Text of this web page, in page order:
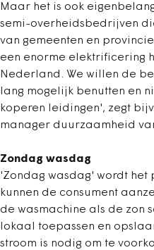
Maar het is ook
semi-overheidsbedrijven
van gemeenten en
een enorme elektrificering
Nederland. We willen de
lang mogelijk benutten en
koperen leidingen', zegt
manager duurzaamheid
Zondag wasdag
'Zondag wasdag' wordt het
kunnen de consument
de wasmachine als de zon
lokaal toepassen en
stroom is nodig om te